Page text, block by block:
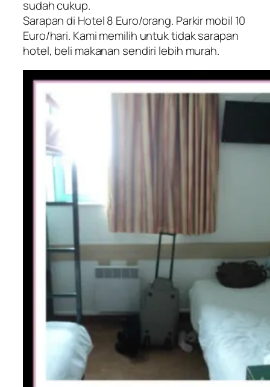
sudah cukup.
Sarapan di Hotel 8 Euro/orang. Parkir mobil 10
Euro/hari. Kami memilih untuk tidak sarapan
hotel, beli makanan sendiri lebih murah.